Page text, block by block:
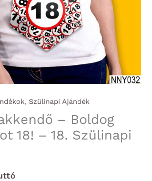
, Szülinapi Ajándék
– Boldog
18! – 18. Szülinapi